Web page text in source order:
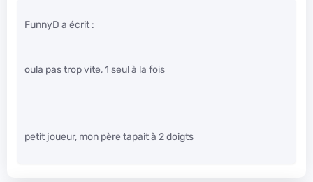
FunnyD a écrit :
oula pas trop vite, 1 seul à la fois
petit joueur, mon père tapait à 2 doigts